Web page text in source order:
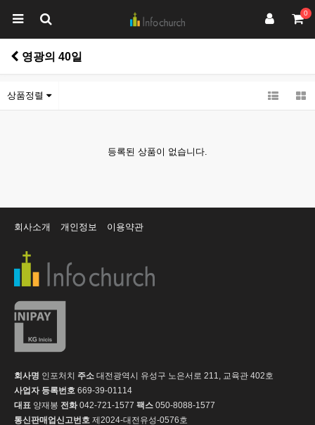
0
영광의 40일
상품정렬
등록된 상품이 없습니다.
회사소개 개인정보 이용약관
회사명 인포처치 주소 대전광역시 유성구 노은서로 211, 교육관 402호
사업자 등록번호 669-39-01114
대표 양재봉 전화042-721-1577 팩스 050-8088-1577
통신판매업신고번호 제2024-대전유성-0576호